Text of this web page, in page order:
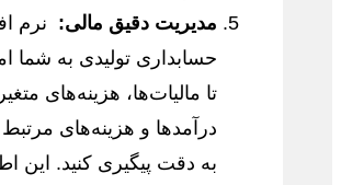
مدیریت دقیق مالی: نرم
حسابداری تولیدی به شما
تا مالیات‌ها، هزینه‌های
درآمدها و هزینه‌های مرتبط
به دقت پیگیری کنید. این